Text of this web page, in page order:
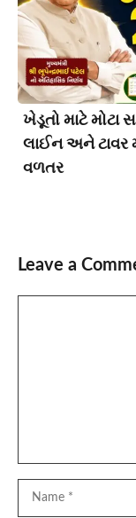
ખેડૂતો માટે મોટા
લાઈન અને ટાવર
વળતર
Leave a